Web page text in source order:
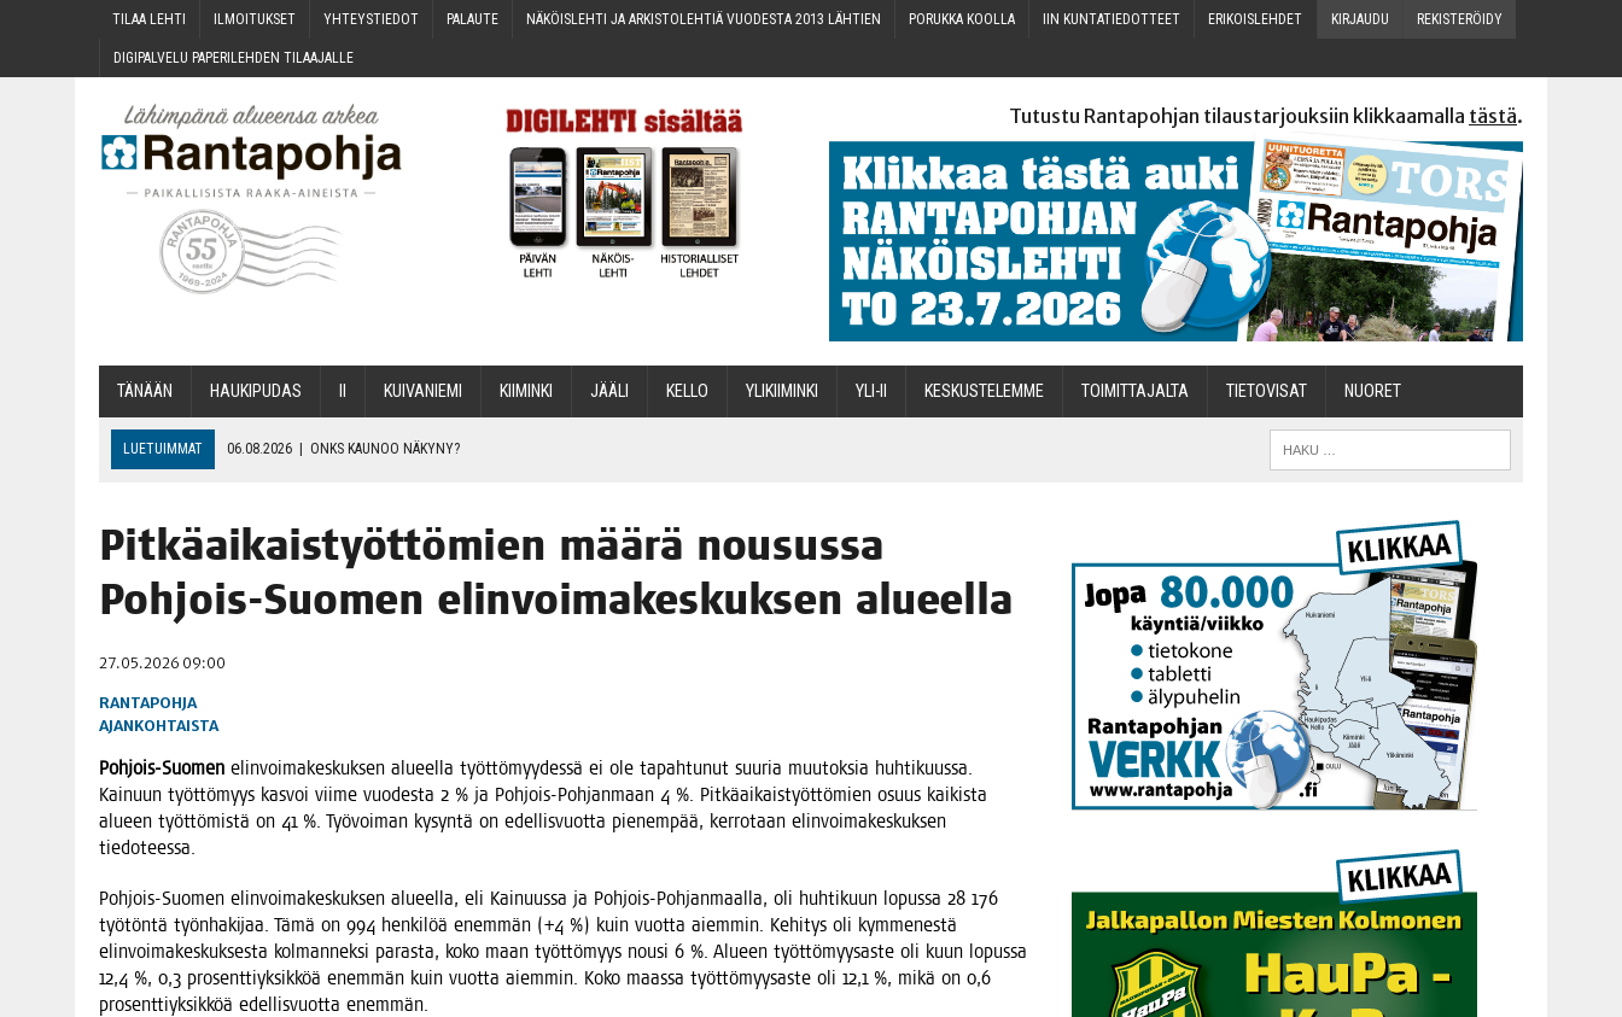
TILAA LEH­TI ILMOI­TUK­SET YHTEYS­TIE­DOT PALAU­TE NÄKÖIS­LEH­TI JA ARKIS­TO­LEH­TIÄ VUO­DES­TA 2013 LÄHTIEN PORUK­KA KOOLLA IIN KUN­TA­TIE­DOT­TEET ERI­KOIS­LEH­DET KIR­JAU­DU REKIS­TE­RÖI­DY
DIGI­PAL­VE­LU PAPE­RI­LEH­DEN TILAAJALLE
Tutustu Rantapohjan tilaustarjouksiin klikkaamalla tästä.
TÄNÄÄN HAU­KI­PU­DAS KUI­VA­NIE­MI KII­MIN­KI JÄÄ­LI KEL­LO YLI­KII­MIN­KI YLI-II KES­KUS­TE­LEM­ME TOI­MIT­TA­JAL­TA TIETOVISAT NUO­RET
LUETUIMMAT 06.08.2026 | ONKS KAU­NOO NÄKYNY?
06.08.2026 | OPIN­TOI­HIN KAN­SA­LAIS­OPIS­TOS­SA VOI SAA­DA AVUSTUSTA
06.08.2026 | KII­MIN­KI­PÄI­VÄT JÄR­JES­TE­TÄÄN PERIN­TEI­TÄ KUNNIOITTAEN
Pit­kä­ai­kais­työt­tö­mien mää­rä nousus­sa
Poh­jois-Suo­men elin­voi­ma­kes­kuk­sen alueella
27.05.2026 09:00
RANTAPOHJA
AJANKOHTAISTA
Poh­jois-Suo­men elin­voi­ma­kes­kuk­sen alu­eel­la työt­tö­myy­des­sä ei ole tapah­tu­nut suu­ria muu­tok­sia huh­ti­kuus­sa.
Kai­nuun työt­tö­myys kas­voi vii­me vuo­des­ta 2 % ja Poh­jois-Poh­jan­maan 4 %. Pit­kä­ai­kais­työt­tö­mien osuus kai­kis­ta
alu­een työt­tö­mis­tä on 41 %. Työ­voi­man kysyn­tä on edel­lis­vuot­ta pie­nem­pää, ker­ro­taan elin­voi­ma­kes­kuk­sen
tiedoteessa.
Poh­jois-Suo­men elin­voi­ma­kes­kuk­sen alu­eel­la, eli Kai­nuus­sa ja Poh­jois-Poh­jan­maal­la, oli huh­ti­kuun lopus­sa 28 176
työ­tön­tä työn­ha­ki­jaa. Tämä on 994 hen­ki­löä enem­män (+4 %) kuin vuot­ta aiem­min. Kehi­tys oli kym­me­nes­tä
elin­voi­ma­kes­kuk­ses­ta kol­man­nek­si paras­ta, koko maan työt­tö­myys nousi 6 %. Alu­een työt­tö­myy­sas­te oli kuun lopus­sa
12,4 %, 0,3 pro­sent­tiyk­sik­köä enem­män kuin vuot­ta aiem­min. Koko maas­sa työt­tö­myy­sas­te oli 12,1 %, mikä on 0,6
pro­sent­tiyk­sik­köä edel­lis­vuot­ta enemmän.